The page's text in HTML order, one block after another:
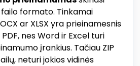
formato. Tinkamai
ar XLSX yra prieinamesnis
nes Word ir Excel turi
įrankius. Tačiau ZIP
neturi jokios vidinės